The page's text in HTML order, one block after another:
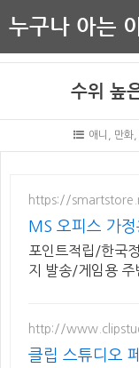
누구나 아는
수위 높
애니, 만화
https://
MS 오피스 가
포인트적립/한국
지 발송/게임용 주
http://
클립 스튜디오